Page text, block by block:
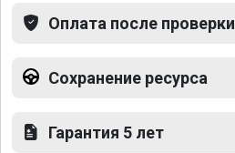
Оплата после проверки
Сохранение ресурса
Гарантия 5 лет